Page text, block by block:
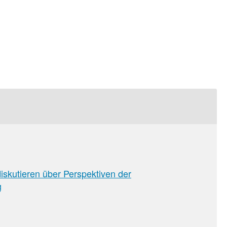
über Perspektiven der